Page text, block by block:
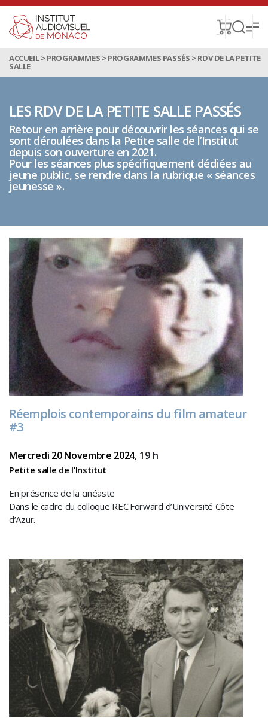
ACCUEIL>PROGRAMMES >PROGRAMMES PASSÉS >RDV DE LA PETITE
SALLE
LES RDV DE LA PETITE SALLE PASSÉS
Retour en arrière pour découvrir les séances qui se
sont déroulées dans la Petite salle de l’Institut
depuis son ouverture en 2021.
Pour les séances plus spécifiquement dédiées au
jeune public, se rendre dans la rubrique « séances
jeunesse ».
Réemplois contemporains du film amateur
#3
Mercredi 20 Novembre 2024, 19 h
Petite salle de l’Institut
En présence de la cinéaste
Dans le cadre du colloque REC.Forward d’Université Côte
d’Azur.